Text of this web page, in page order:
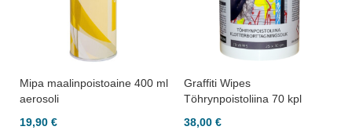
Mipa maalinpoistoaine 400 ml
aerosoli
19,90 €
Graffiti Wipes
Töhrynpoistoliina 70 kpl
38,00 €